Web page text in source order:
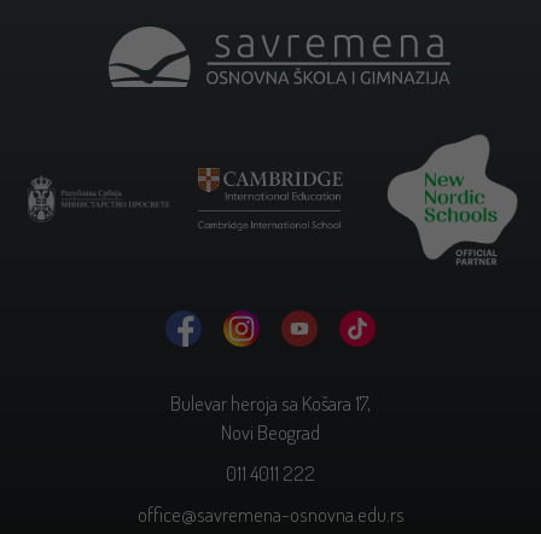
Bulevar heroja sa Košara 17,
Novi Beograd
011 4011 222
office@savremena-osnovna.edu.rs